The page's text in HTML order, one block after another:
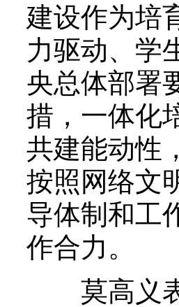
建设作为培
力驱动、学
央总体部署
措，一体化
共建能动性
按照网络文
导体制和工
作合力。
莫高义表